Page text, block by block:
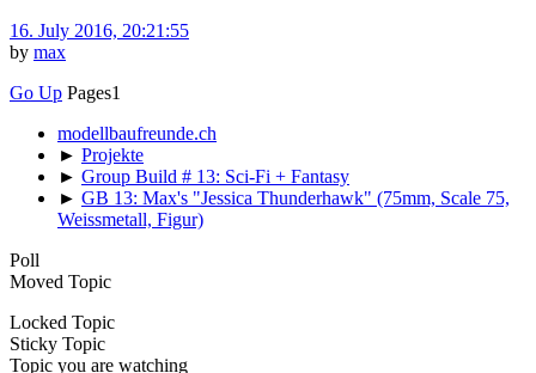
16. July 2016, 20:21:55
by max
Go Up Pages1
modellbaufreunde.ch
► Projekte
► Group Build # 13: Sci-Fi + Fantasy
► GB 13: Max's "Jessica Thunderhawk" (75mm, Scale 75,
Weissmetall, Figur)
Poll
Moved Topic
Locked Topic
Sticky Topic
Topic you are watching